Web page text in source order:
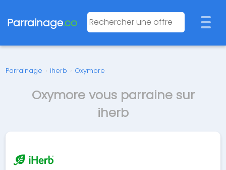
Parrainage.co
Parrainage › iherb › Oxymore
Oxymore vous parraine sur
iherb